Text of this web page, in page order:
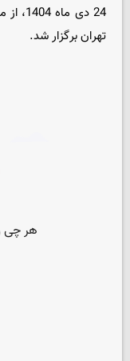
24 دی
تهران برگزار شد.